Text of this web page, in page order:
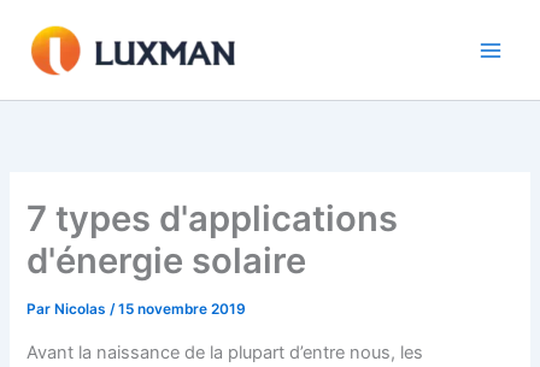
contenu
7 types d'applications
d'énergie solaire
Par Nicolas/15 novembre 2019
Avant la naissance de la plupart d’entre nous, les